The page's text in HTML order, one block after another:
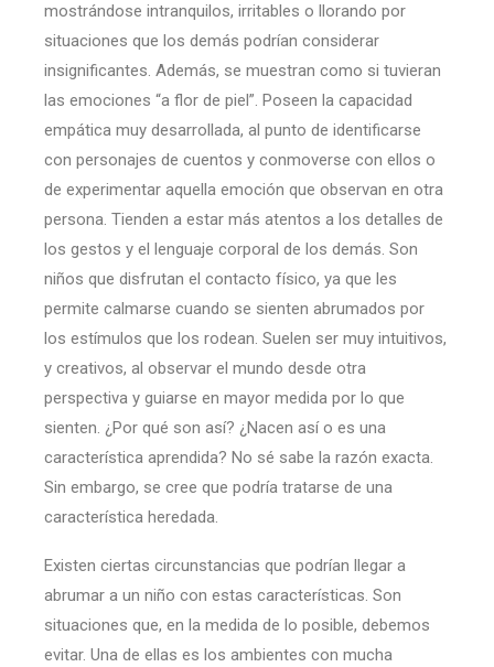
mostrándose intranquilos, irritables o llorando por
situaciones que los demás podrían considerar
insignificantes. Además, se muestran como si tuvieran
las emociones “a flor de piel”. Poseen la capacidad
empática muy desarrollada, al punto de identificarse
con personajes de cuentos y conmoverse con ellos o
de experimentar aquella emoción que observan en otra
persona. Tienden a estar más atentos a los detalles de
los gestos y el lenguaje corporal de los demás. Son
niños que disfrutan el contacto físico, ya que les
permite calmarse cuando se sienten abrumados por
los estímulos que los rodean. Suelen ser muy intuitivos,
y creativos, al observar el mundo desde otra
perspectiva y guiarse en mayor medida por lo que
sienten. ¿Por qué son así? ¿Nacen así o es una
característica aprendida? No sé sabe la razón exacta.
Sin embargo, se cree que podría tratarse de una
característica heredada.
Existen ciertas circunstancias que podrían llegar a
abrumar a un niño con estas características. Son
situaciones que, en la medida de lo posible, debemos
evitar. Una de ellas es los ambientes con mucha